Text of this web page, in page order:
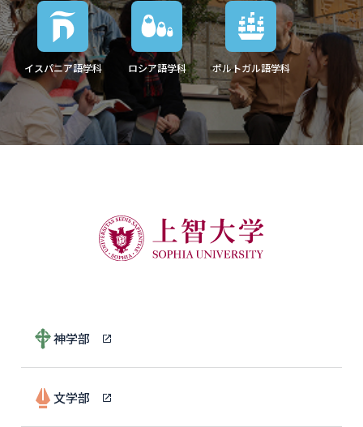
イスパニア語学科 ロシア語学科 ポルトガル語学科
神学部
文学部